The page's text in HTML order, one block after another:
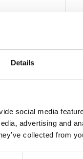
Details
social media
advertising and
collected from